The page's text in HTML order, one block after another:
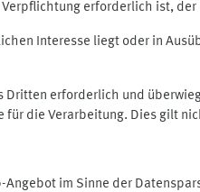
erforderlich ist,
Interesse liegt oder in
erforderlich und
die Verarbeitung. Dies gilt
Angebot im Sinne der